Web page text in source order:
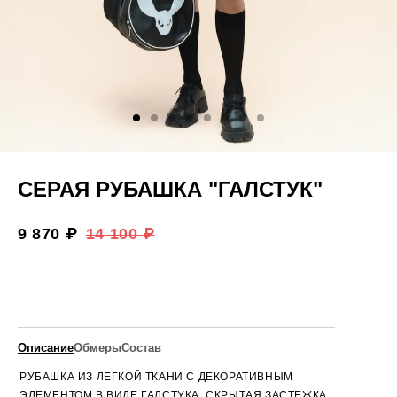
СЕРАЯ РУБАШКА "ГАЛСТУК"
9 870 ₽ 14 100 ₽
ОписаниеОбмерыСостав
РУБАШКА ИЗ ЛЕГКОЙ ТКАНИ С ДЕКОРАТИВНЫМ